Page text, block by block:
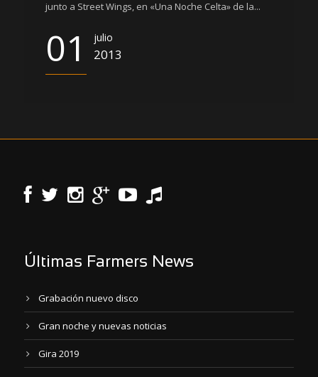
junto a Street Wings, en «Una Noche Celta» de la...
01 julio
2013
Últimas Farmers News
Grabación nuevo disco
Gran noche y nuevas noticias
Gira 2019